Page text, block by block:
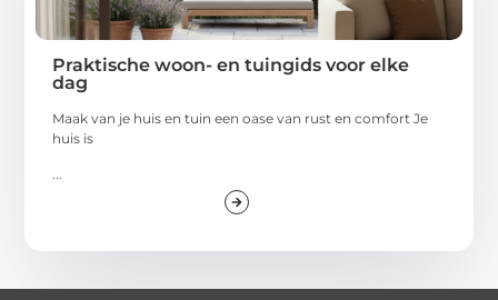
Praktische woon- en tuingids voor elke
dag
Maak van je huis en tuin een oase van rust en comfort Je
huis is
...